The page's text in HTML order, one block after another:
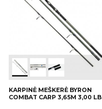
KARPINĖ MEŠKERĖ BYRON
COMBAT CARP 3,65M 3,00 LB